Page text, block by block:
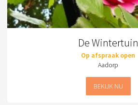
De Wintertuin
Op afspraak open
Aadorp
BEKIJK NU